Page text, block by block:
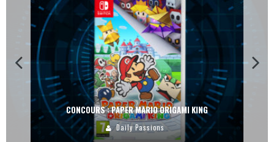
CONCOURS : PAPER MARIO ORIGAMI KING
Daily Passions